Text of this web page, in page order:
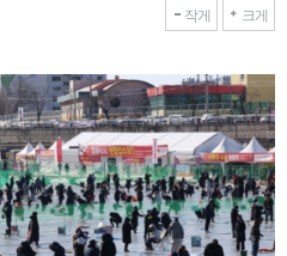
작게 크게